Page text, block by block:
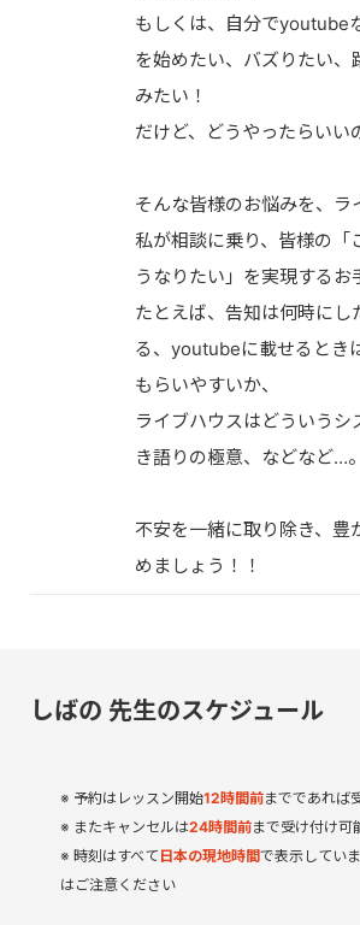
もしくは、自分でyoutube
を始めたい、バズりたい、
みたい！
だけど、どうやったらいい
そんな皆様のお悩みを、ラ
私が相談に乗り、皆様の「
うなりたい」を実現するお
たとえば、告知は何時にし
る、youtubeに載せるとき
もらいやすいか、
ライブハウスはどういうシ
き語りの極意、などなど…。
不安を一緒に取り除き、豊
めましょう！！
しばの 先生のスケジュール
予約はレッスン開始12時間前までであれば
またキャンセルは24時間前まで受け付け可
時刻はすべて 日本の現地時間で表示してい
はご注意ください